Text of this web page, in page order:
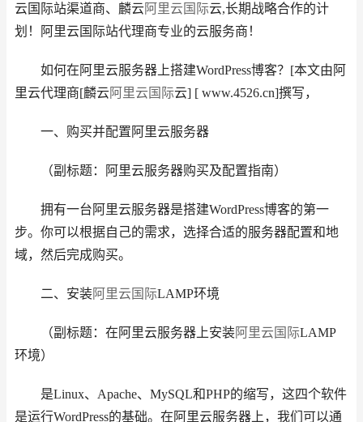
云国际站渠道商、麟云 阿里云国际云,长期战略合作的计
划！阿里云国际站代理商专业的云服务商！
如何在阿里云服务器上搭建WordPress博客？[本文由阿
里云代理商[麟云 阿里云国际云] [ www.4526.cn]撰写，
一、购买并配置阿里云服务器
（副标题：阿里云服务器购买及配置指南）
拥有一台阿里云服务器是搭建WordPress博客的第一
步。你可以根据自己的需求，选择合适的服务器配置和地
域，然后完成购买。
二、安装阿里云国际LAMP环境
（副标题：在阿里云服务器上安装阿里云国际LAMP
环境）
是Linux、Apache、MySQL和PHP的缩写，这四个软件
是运行WordPress的基础。在阿里云服务器上，我们可以通